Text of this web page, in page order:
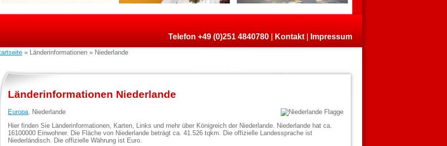
Telefon +49 (0)251 4840780 Kontakt Impressum
» Länderinformationen » Niederlande
Länderinformationen Niederlande
Europa , Niederlande
Hier finden Sie Länderinformationen, Karten, Links und mehr über Königreich der Niederlande. Niederlande hat ca.
16100000 Einwohner. Die Fläche von Niederlande beträgt ca. 41.526 tqkm. Die offizielle Landessprache ist
Niederländisch. Die offizielle Währung ist Euro.